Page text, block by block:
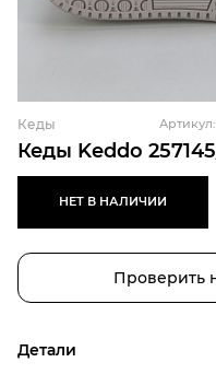
Кеды Keddo
Кеды
НЕТ В НАЛИЧИИ
Проверить
Детали